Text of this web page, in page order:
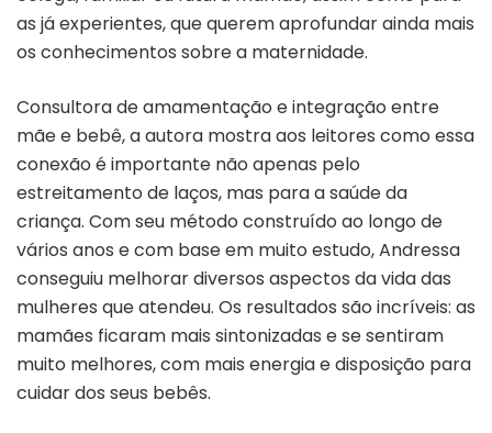
as já experientes, que querem aprofundar ainda mais
os conhecimentos sobre a maternidade.
Consultora de amamentação e integração entre
mãe e bebê, a autora mostra aos leitores como essa
conexão é importante não apenas pelo
estreitamento de laços, mas para a saúde da
criança. Com seu método construído ao longo de
vários anos e com base em muito estudo, Andressa
conseguiu melhorar diversos aspectos da vida das
mulheres que atendeu. Os resultados são incríveis: as
mamães ficaram mais sintonizadas e se sentiram
muito melhores, com mais energia e disposição para
cuidar dos seus bebês.